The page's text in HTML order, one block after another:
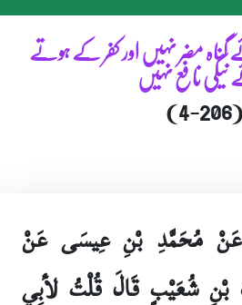
مضر نہیں اور کفر کے ہوتے
نافع نہیں
(4-206)
عَنْ مُحَمَّدِ بْنِ عِيسَى عَنْ
شُعَيْبٍ قَالَ قُلْتُ لأبِي